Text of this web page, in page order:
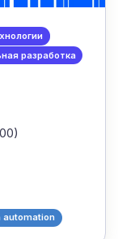
разработка
automation